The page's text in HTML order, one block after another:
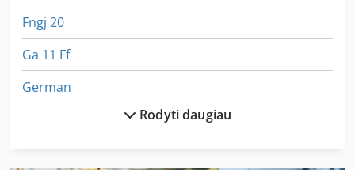
Fngj 20
Ga 11 Ff
German
Rodyti daugiau